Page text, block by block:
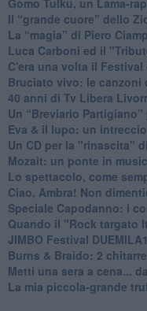
​Il “grande cuore” dello
La “magia” di Piero
Luca Carboni ed il
C'era una volta il
Bruciato vivo: le canzoni
40 anni di Tv Libera
Un “Breviario
Eva & il lupo: un
Un CD per la "rinascita"
Mozait: un ponte in
Lo spettacolo, come
Ciao, Ambra! Non
Speciale Capodanno: i
Quando il "Rock targato
JIMBO Festival
Burns & Braido: 2
Metti una sera a cena...
La mia piccola-grande